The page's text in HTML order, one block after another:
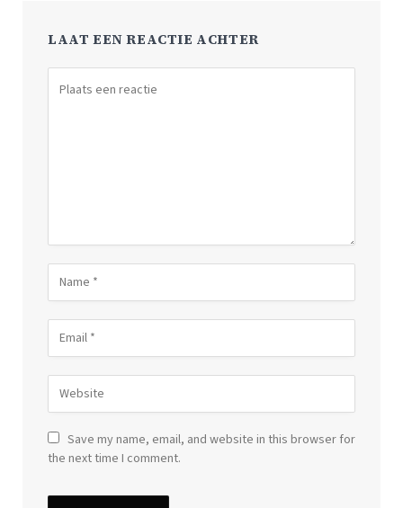
LAAT EEN REACTIE ACHTER
Save my name, email, and website in this browser for
the next time I comment.